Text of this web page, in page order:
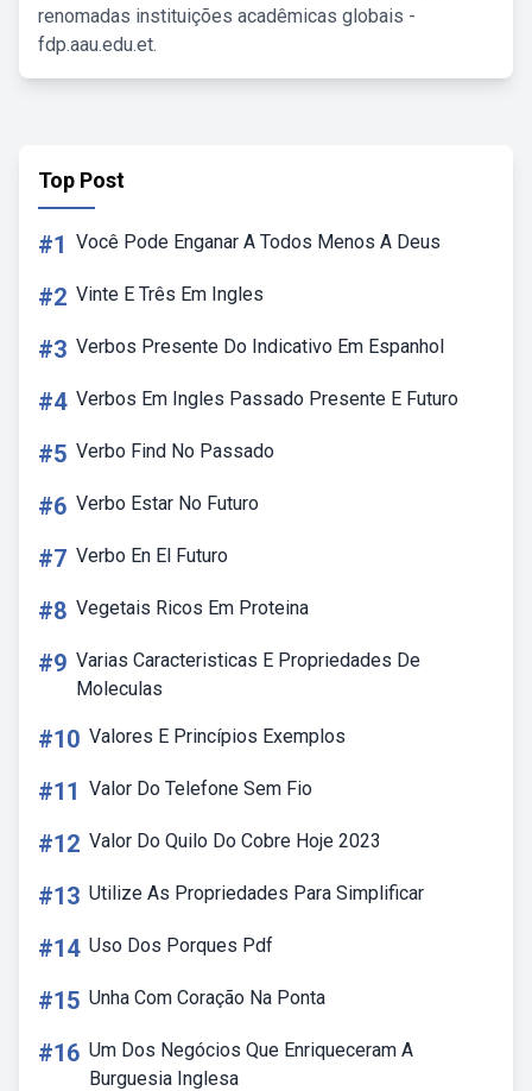
renomadas instituições acadêmicas globais -
fdp.aau.edu.et.
Top Post
#1 Você Pode Enganar A Todos Menos A Deus
#2 Vinte E Três Em Ingles
#3 Verbos Presente Do Indicativo Em Espanhol
#4 Verbos Em Ingles Passado Presente E Futuro
#5 Verbo Find No Passado
#6 Verbo Estar No Futuro
#7 Verbo En El Futuro
#8 Vegetais Ricos Em Proteina
#9 Varias Caracteristicas E Propriedades De
Moleculas
#10 Valores E Princípios Exemplos
#11 Valor Do Telefone Sem Fio
#12 Valor Do Quilo Do Cobre Hoje 2023
#13 Utilize As Propriedades Para Simplificar
#14 Uso Dos Porques Pdf
#15 Unha Com Coração Na Ponta
#16 Um Dos Negócios Que Enriqueceram A
Burguesia Inglesa